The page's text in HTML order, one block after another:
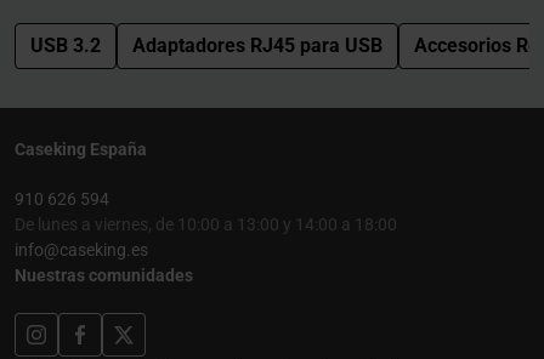
USB 3.2 Adaptadores RJ45 para USB Accesorios
Caseking España
910 626 594
De lunes a viernes, de 10:00 a 13:00 y 14:00 a 18:00
info@caseking.es
Nuestras comunidades